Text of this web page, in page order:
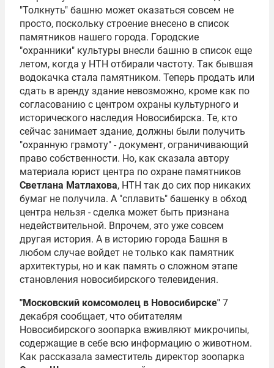
"Толкнуть" башню может оказаться совсем не
просто, поскольку строение внесено в список
памятников нашего города. Городские
"охранники" культуры внесли башню в список еще
летом, когда у НТН отбирали частоту. Так бывшая
водокачка стала памятником. Теперь продать или
сдать в аренду здание невозможно, кроме как по
согласованию с центром охраны культурного и
исторического наследия Новосибирска. Те, кто
сейчас занимает здание, должны были получить
"охранную грамоту" - документ, ограничивающий
право собственности. Но, как сказала автору
материала юрист центра по охране памятников
Светлана Матлахова, НТН так до сих пор никаких
бумаг не получила. А "сплавить" башенку в обход
центра нельзя - сделка может быть признана
недействительной. Впрочем, это уже совсем
другая история. А в историю города Башня в
любом случае войдет не только как памятник
архитектуры, но и как память о сложном этапе
становления новосибирского телевидения.
"Московский комсомолец в Новосибирске" 7
декабря сообщает, что обитателям
Новосибирского зоопарка вживляют микрочипы,
содержащие в себе всю информацию о животном.
Как рассказала заместитель директор зоопарка